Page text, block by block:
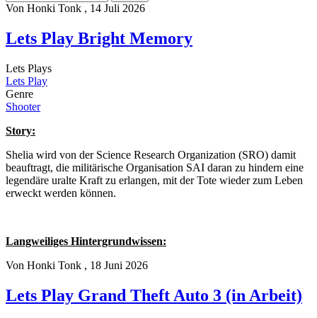
Von Honki Tonk , 14 Juli 2026
Lets Play Bright Memory
Lets Plays
Lets Play
Genre
Shooter
Story:
Shelia wird von der Science Research Organization (SRO) damit
beauftragt, die militärische Organisation SAI daran zu hindern eine
legendäre uralte Kraft zu erlangen, mit der Tote wieder zum Leben
erweckt werden können.
Langweiliges Hintergrundwissen:
Von Honki Tonk , 18 Juni 2026
Lets Play Grand Theft Auto 3 (in Arbeit)